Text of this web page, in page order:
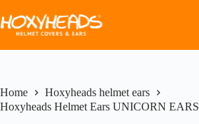
naar
de
Home
Hoxyheads helmet ears
Hoxyheads Helmet Ears UNICORN EARS